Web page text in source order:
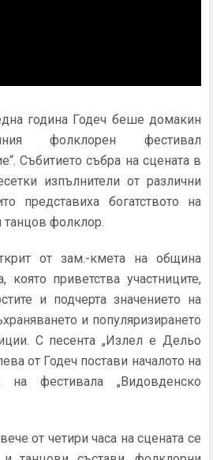
година Годеч беше домакин
фолклорен фестивал
Събитието събра на сцената в
изпълнители от различни
представиха богатството на
танцов фолклор.
от зам.-кмета на община
която приветства участниците,
и подчерта значението на
и популяризирането
С песента „Излел е Дельо
от Годеч постави началото на
на фестивала „Видовденско
от четири часа на сцената се